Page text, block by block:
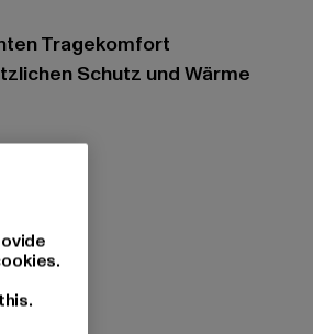
Tragekomfort
Schutz und Wärme